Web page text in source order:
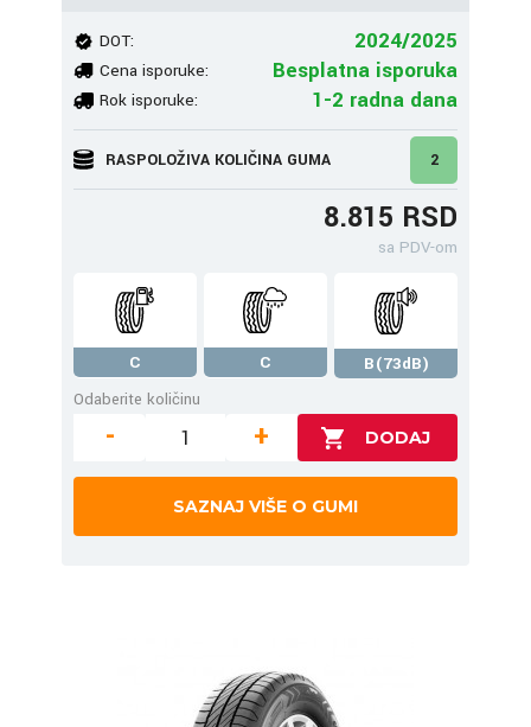
DOT: 2024/2025
Cena isporuke: Besplatna isporuka
Rok isporuke: 1-2 radna dana
RASPOLOŽIVA KOLIČINA GUMA 2
8.815 RSD
sa PDV-om
C C
B(73dB)
Odaberite količinu
- +
SAZNAJ VIŠE O GUMI